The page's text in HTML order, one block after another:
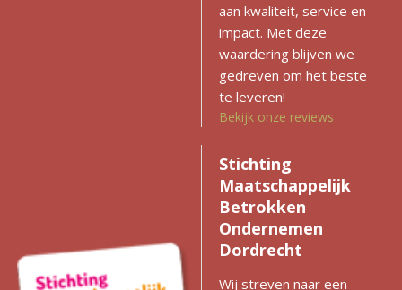
aan kwaliteit, service en
impact. Met deze
waardering blijven we
gedreven om het beste
te leveren!
Bekijk onze reviews
Stichting
Maatschappelijk
Betrokken
Ondernemen
Dordrecht
Wij streven naar een